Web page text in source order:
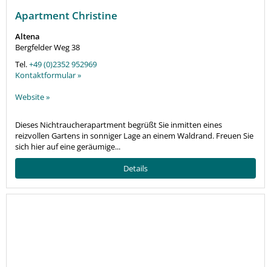
Apartment Christine
Altena
Bergfelder Weg 38
Tel.+49 (0)2352 952969
Kontaktformular »
Website »
Dieses Nichtraucherapartment begrüßt Sie inmitten eines
reizvollen Gartens in sonniger Lage an einem Waldrand. Freuen Sie
sich hier auf eine geräumige...
Details